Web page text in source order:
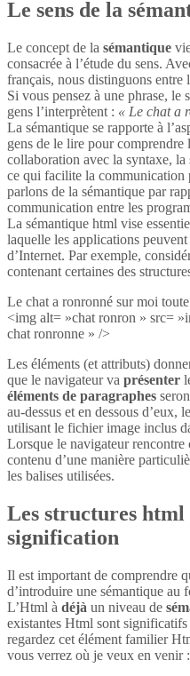
Le sens de la
Le concept de la sémantique
consacrée à l’étude du sens.
français, nous distinguons entre
Si vous pensez à une phrase, le
gens l’interprètent : « Le chat a
La sémantique se rapporte à
gens de le lire pour comprendre
collaboration avec la syntaxe, la
ce qui facilite la communication
parlons de la sémantique par
communication entre les
La sémantique html vise
laquelle les applications
d’Internet. Par exemple,
contenant certaines des
Le chat a ronronné sur moi
<img alt= »chat ronron » src=
chat ronronne » />
Les éléments (et attributs)
que le navigateur va présenter
éléments de paragraphes
au-dessus et en dessous d’eux,
utilisant le fichier image inclus
Lorsque le navigateur rencontre
contenu d’une manière
les balises utilisées.
Les structures html
signification
Il est important de comprendre
d’introduire une sémantique
L’Html à déjà un niveau de
existantes Html sont
regardez cet élément familier
vous verrez où je veux en venir :